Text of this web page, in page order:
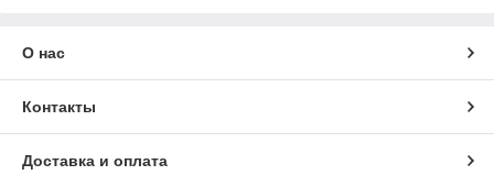
О нас
Контакты
Доставка и оплата